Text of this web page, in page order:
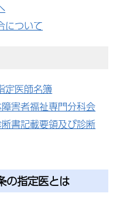
について
定医師名簿
害者福祉専門分科会
書記載要領及び診断
の指定医とは